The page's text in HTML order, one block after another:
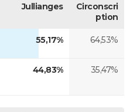
Jullianges
Circonscri
ption
55,17% 64,53%
44,83% 35,47%